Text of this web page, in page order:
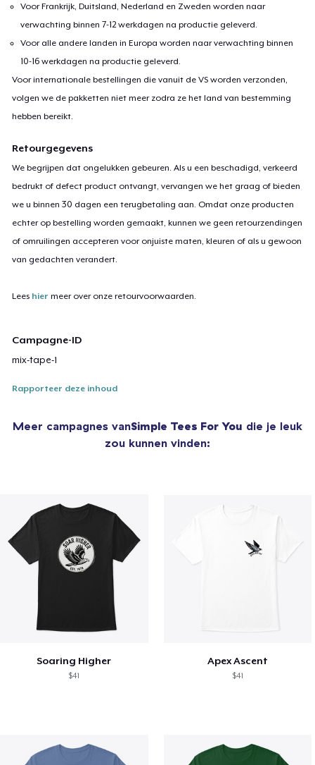
Voor Frankrijk, Duitsland, Nederland en Zweden worden naar
verwachting binnen 7-12 werkdagen na productie geleverd.
Voor alle andere landen in Europa worden naar verwachting binnen
10-16 werkdagen na productie geleverd.
Voor internationale bestellingen die vanuit de VS worden verzonden,
volgen we de pakketten niet meer zodra ze het land van bestemming
hebben bereikt.
Retourgegevens
We begrijpen dat ongelukken gebeuren. Als u een beschadigd, verkeerd
bedrukt of defect product ontvangt, vervangen we het graag of bieden
we u binnen 30 dagen een terugbetaling aan. Omdat onze producten
echter op bestelling worden gemaakt, kunnen we geen retourzendingen
of omruilingen accepteren voor onjuiste maten, kleuren of als u gewoon
van gedachten verandert.
Lees hier meer over onze retourvoorwaarden.
Campagne-ID
mix-tape-1
Rapporteer deze inhoud
Meer campagnes vanSimple Tees For You die je leuk
zou kunnen vinden:
Soaring Higher
$41
Apex Ascent
$41